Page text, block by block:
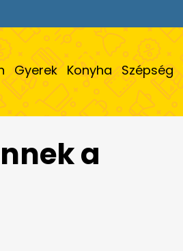
Gyerek Konyha Szépség
a